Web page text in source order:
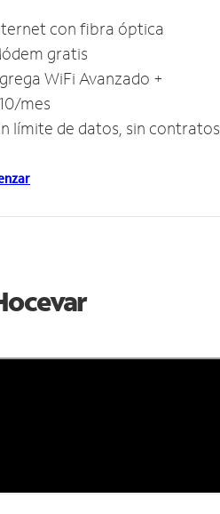
con fibra óptica
gratis
WiFi Avanzado +
mes
límite de datos, sin contratos